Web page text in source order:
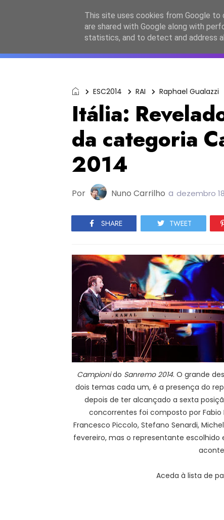
ESC2027 JESC2026
ESC2014 RAI Raphael Gualazzi
Itália:
da categoria
2014
Por Nuno Carrilho a dezembro
SHARE TWEET
Campionido Sanremo 2014. O grande
dois temas cada um, é a presença do
depois de ter alcançado a sexta
concorrentes foi composto por Fabio
Francesco Piccolo, Stefano Senardi,
fevereiro, mas o representante escolhido
Aceda à lista de
This site uses cookies from Google to
are shared with Google along with
statistics, and to detect and address